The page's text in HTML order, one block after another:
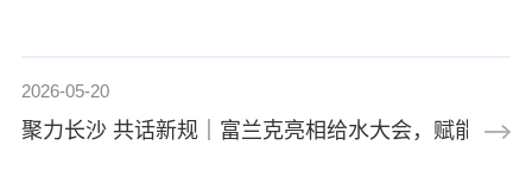
2026-05-20
聚力长沙 共话新规｜富兰克亮相给水大会，赋能行业